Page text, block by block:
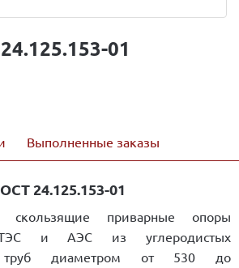
01
Выполненные заказы
24.125.153-01
приварные опоры
ТЭС и АЭС из углеродистых
труб диаметром от 530 до